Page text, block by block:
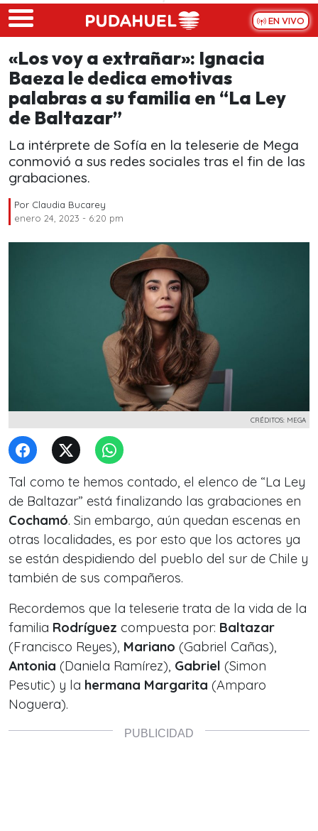
Skip to main content
EN VIVO
«Los voy a extrañar»: Ignacia
Baeza le dedica emotivas
palabras a su familia en “La Ley
de Baltazar”
La intérprete de Sofía en la teleserie de Mega
conmovió a sus redes sociales tras el fin de las
grabaciones.
Por Claudia Bucarey
enero 24, 2023 - 6:20 pm
CRÉDITOS: MEGA
Tal como te hemos contado, el elenco de “La Ley
de Baltazar” está finalizando las grabaciones en
Cochamó. Sin embargo, aún quedan escenas en
otras localidades, es por esto que los actores ya
se están despidiendo del pueblo del sur de Chile y
también de sus compañeros.
Recordemos que la teleserie trata de la vida de la
familia Rodríguez compuesta por: Baltazar
(Francisco Reyes), Mariano (Gabriel Cañas),
Antonia (Daniela Ramírez), Gabriel (Simon
Pesutic) y la hermana Margarita (Amparo
Noguera).